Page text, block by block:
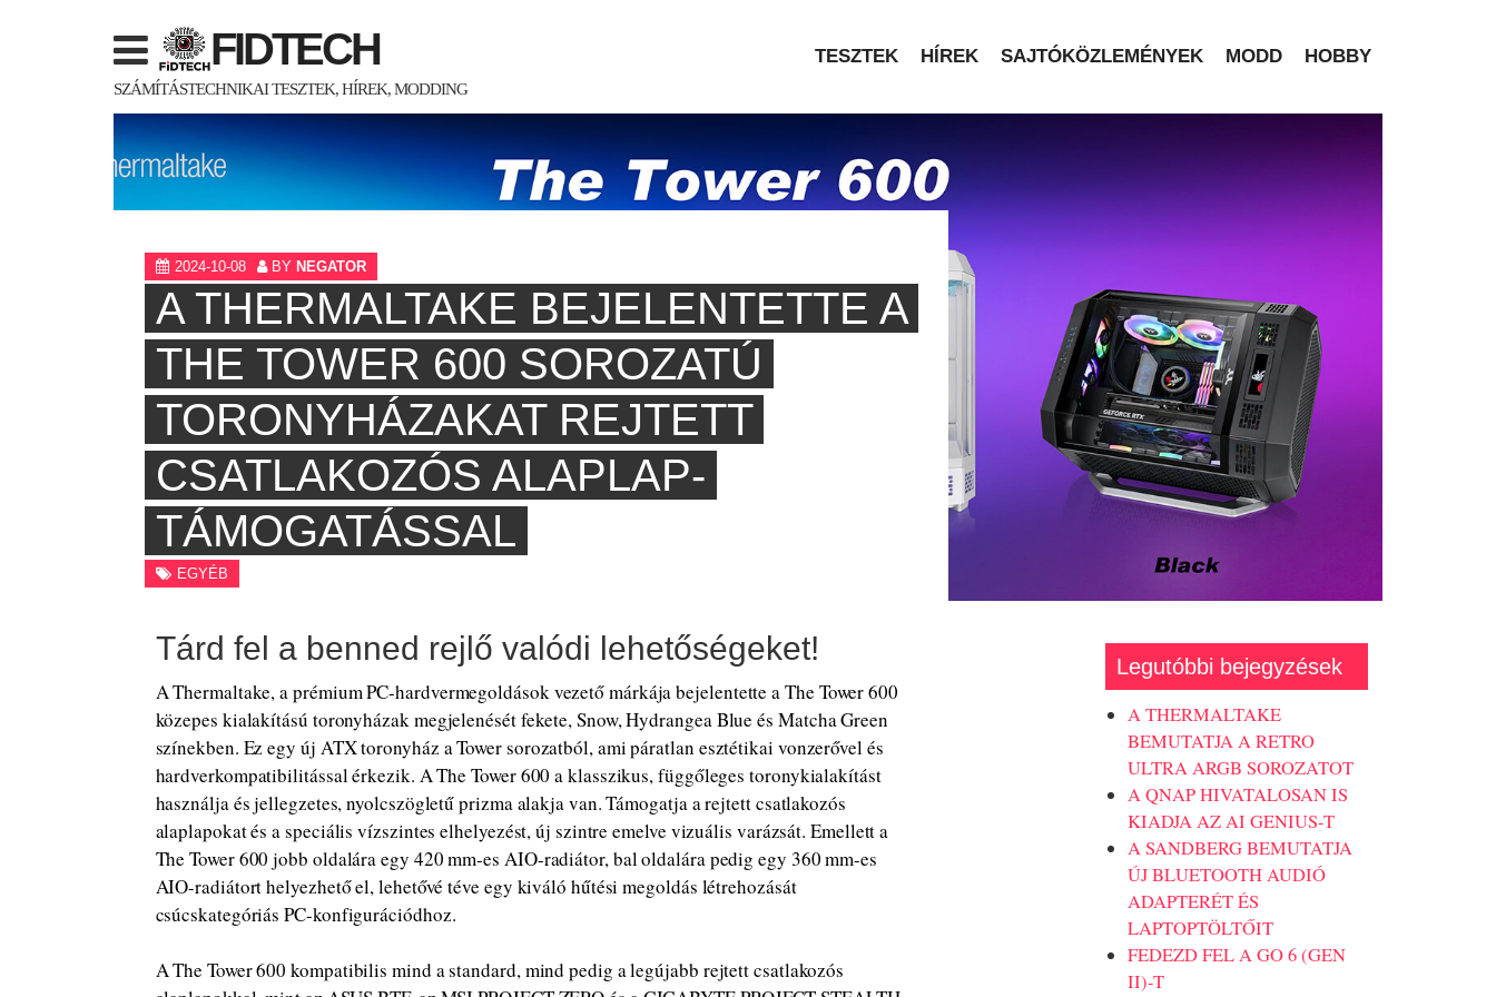
FIDTECH
SZÁMÍTÁSTECHNIKAI TESZTEK, HÍREK, MODDING
TESZTEK HÍREK SAJTÓKÖZLEMÉNYEK MODD HOBBY
2024-10-08 BY NEGATOR
A THERMALTAKE BEJELENTETTE A
THE TOWER 600 SOROZATÚ
TORONYHÁZAKAT REJTETT
CSATLAKOZÓS ALAPLAP-
TÁMOGATÁSSAL
EGYÉB
Tárd fel a benned rejlő valódi lehetőségeket!
A Thermaltake, a prémium PC-hardvermegoldások vezető márkája bejelentette a The Tower 600
közepes kialakítású toronyházak megjelenését fekete, Snow, Hydrangea Blue és Matcha Green
színekben. Ez egy új ATX toronyház a Tower sorozatból, ami páratlan esztétikai vonzerővel és
hardverkompatibilitással érkezik. A The Tower 600 a klasszikus, függőleges toronykialakítást
használja és jellegzetes, nyolcszögletű prizma alakja van. Támogatja a rejtett csatlakozós
alaplapokat és a speciális vízszintes elhelyezést, új szintre emelve vizuális varázsát. Emellett a
The Tower 600 jobb oldalára egy 420 mm-es AIO-radiátor, bal oldalára pedig egy 360 mm-es
AIO-radiátort helyezhető el, lehetővé téve egy kiváló hűtési megoldás létrehozását
csúcskategóriás PC-konfigurációdhoz.
A The Tower 600 kompatibilis mind a standard, mind pedig a legújabb rejtett csatlakozós
Legutóbbi bejegyzések
A THERMALTAKE
BEMUTATJA A RETRO
ULTRA ARGB SOROZATOT
A QNAP HIVATALOSAN IS
KIADJA AZ AI GENIUS-T
A SANDBERG BEMUTATJA
ÚJ BLUETOOTH AUDIÓ
ADAPTERÉT ÉS
LAPTOPTÖLTŐIT
FEDEZD FEL A GO 6 (GEN
II)-T